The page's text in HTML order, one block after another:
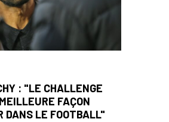
: "LE CHALLENGE
FAÇON
DANS LE FOOTBALL"